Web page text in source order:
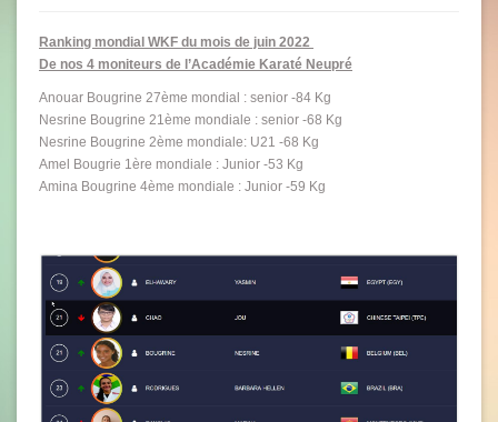
Ranking mondial WKF du mois de juin 2022
De nos 4 moniteurs de l’Académie Karaté Neupré
Anouar Bougrine 27ème mondial : senior -84 Kg
Nesrine Bougrine 21ème mondiale : senior -68 Kg
Nesrine Bougrine 2ème mondiale: U21 -68 Kg
Amel Bougrie 1ère mondiale : Junior -53 Kg
Amina Bougrine 4ème mondiale : Junior -59 Kg